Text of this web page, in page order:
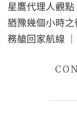
星鷹代理人觀
猶豫幾個小時
務艙回家航線